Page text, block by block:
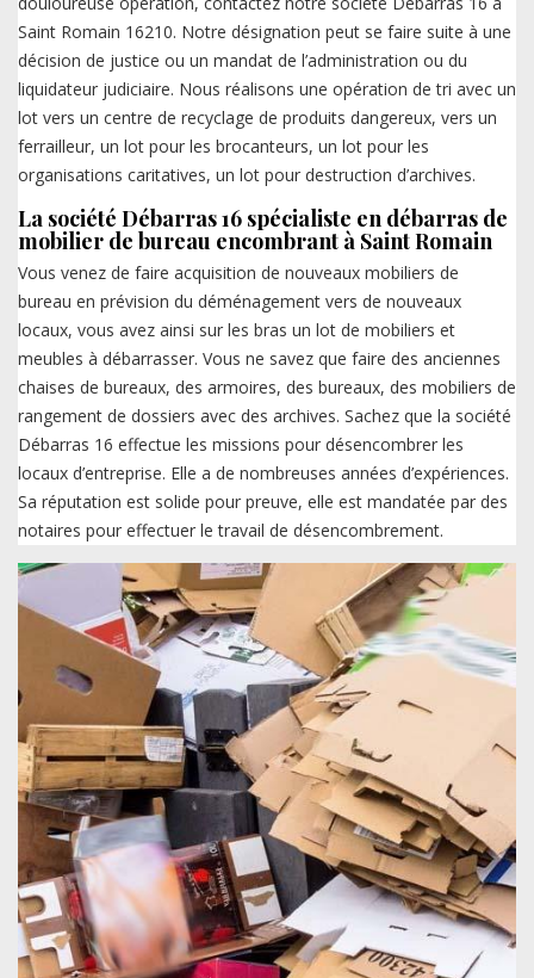
Saint Romain 16210. Notre désignation peut se faire suite à une
décision de justice ou un mandat de l’administration ou du
liquidateur judiciaire. Nous réalisons une opération de tri avec un
lot vers un centre de recyclage de produits dangereux, vers un
ferrailleur, un lot pour les brocanteurs, un lot pour les
organisations caritatives, un lot pour destruction d’archives.
La société Débarras 16 spécialiste en débarras de
mobilier de bureau encombrant à Saint Romain
Vous venez de faire acquisition de nouveaux mobiliers de
bureau en prévision du déménagement vers de nouveaux
locaux, vous avez ainsi sur les bras un lot de mobiliers et
meubles à débarrasser. Vous ne savez que faire des anciennes
chaises de bureaux, des armoires, des bureaux, des mobiliers de
rangement de dossiers avec des archives. Sachez que la société
Débarras 16 effectue les missions pour désencombrer les
locaux d’entreprise. Elle a de nombreuses années d’expériences.
Sa réputation est solide pour preuve, elle est mandatée par des
notaires pour effectuer le travail de désencombrement.